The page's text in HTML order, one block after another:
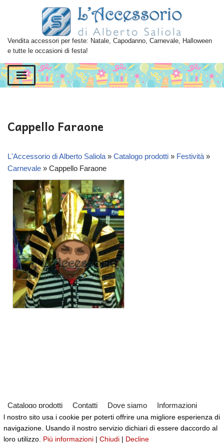
al
contenuto
Vendita accessori per feste: Natale, Capodanno, Carnevale, Halloween
e tutte le occasioni di festa!
Cappello Faraone
L'Accessorio di Alberto Saliola » Catalogo prodotti » Festività »
Carnevale » Cappello Faraone
Catalogo prodotti Contatti Dove siamo
Informazioni
Partner
Servizi Virtual Tour del Negozio
Neve| Powered byWordPress
l nostro sito usa i cookie per poterti offrire una migliore esperienza di
navigazione. Usando il nostro servizio dichiari di essere daccordo al
loro utilizzo. Più informazioni | Chiudi | Decline